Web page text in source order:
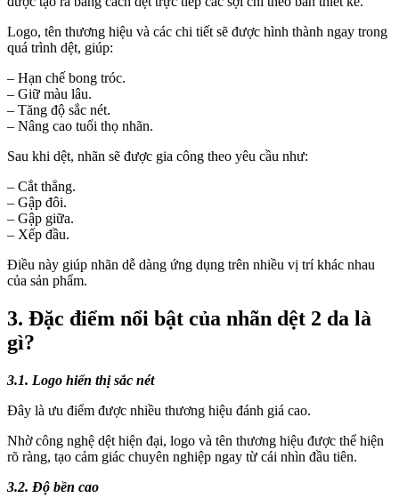
Logo, tên thương hiệu và các chi tiết sẽ được hình thành ngay trong
quá trình dệt, giúp:
– Hạn chế bong tróc.
– Giữ màu lâu.
– Tăng độ sắc nét.
– Nâng cao tuổi thọ nhãn.
Sau khi dệt, nhãn sẽ được gia công theo yêu cầu như:
– Cắt thẳng.
– Gập đôi.
– Gập giữa.
– Xếp đầu.
Điều này giúp nhãn dễ dàng ứng dụng trên nhiều vị trí khác nhau
của sản phẩm.
3. Đặc điểm nổi bật của nhãn dệt 2 da là
gì?
3.1. Logo hiển thị sắc nét
Đây là ưu điểm được nhiều thương hiệu đánh giá cao.
Nhờ công nghệ dệt hiện đại, logo và tên thương hiệu được thể hiện
rõ ràng, tạo cảm giác chuyên nghiệp ngay từ cái nhìn đầu tiên.
3.2. Độ bền cao